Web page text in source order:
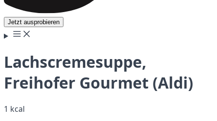
Jetzt ausprobieren
Lachscremesuppe,
Freihofer Gourmet (Aldi)
1 kcal